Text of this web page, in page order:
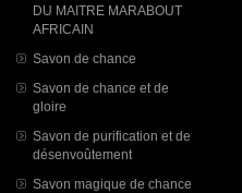
DU MAITRE MARABOUT
AFRICAIN
Savon de chance
Savon de chance et de
gloire
Savon de purification et de
désenvoûtement
Savon magique de chance